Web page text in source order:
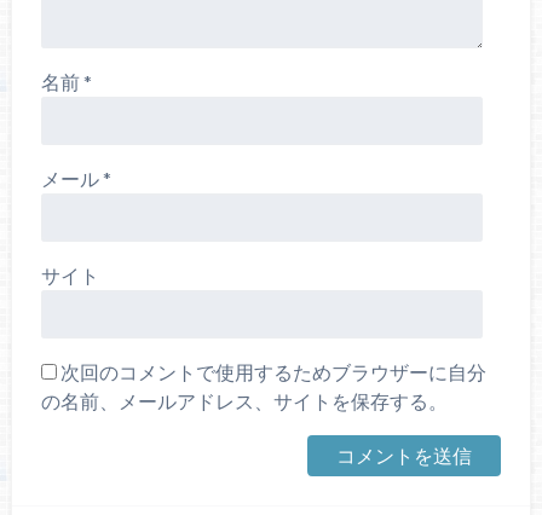
名前*
メール*
サイト
次回のコメントで使用するためブラウザーに自分
の名前、メールアドレス、サイトを保存する。